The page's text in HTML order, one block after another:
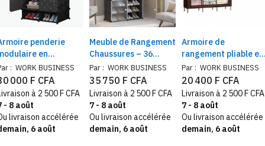
penderie
en
2 battants
: WORK BUSINESS
000 F CFA
à 2 500 F CFA
- 8 août
livraison accélérée
6 août
Meuble de Rangement
Chaussures – 36
Paires, 9 Niveaux, 18
Cubes Empilables
Par : WORK BUSINESS
35 750 F CFA
Livraison à 2 500 F CFA
7 - 8 août
Ou livraison accélérée
demain, 6 août
Armoire de
rangement pliable en
tissu avec Cintres
offerts
Par : WORK BUSINESS
20 400 F CFA
Livraison à 2 500 F CFA
7 - 8 août
Ou livraison accélérée
demain, 6 août